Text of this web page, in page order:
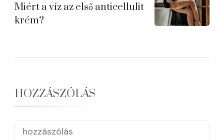
Miért a víz az első anticellulit
krém?
HOZZÁSZÓLÁS